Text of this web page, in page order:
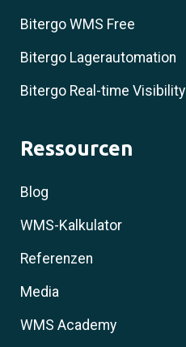
Bitergo WMS Free
Bitergo Lagerautomation
Bitergo Real-time Visibility
Ressourcen
Blog
WMS-Kalkulator
Referenzen
Media
WMS Academy